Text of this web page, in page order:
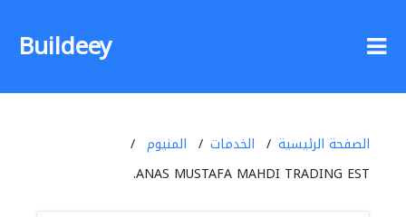
Buildeey
الصفحة الرئيسية الخدمات
المنيوم
ANAS MUSTAFA MAHDI TRADING EST.